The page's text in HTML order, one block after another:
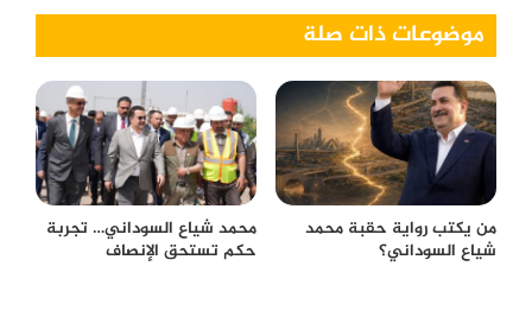
موضوعات ذات صلة
من يكتب رواية حقبة محمد
شياع السوداني؟
محمد شياع السوداني… تجربة
حكم تستحق الإنصاف